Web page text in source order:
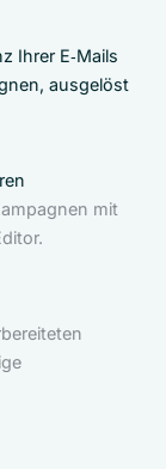
Ihrer E‑Mails
ausgelöst
mit